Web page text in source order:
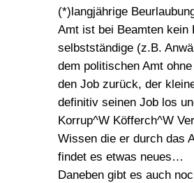
(*)langjährige
Amt ist bei Beamten kein
selbstständige (z.B.
dem politischen Amt
den Job zurück, der
definitiv seinen Job los
Korrup^W Köfferch^W
Wissen die er durch das
findet es etwas neues…
Daneben gibt es auch